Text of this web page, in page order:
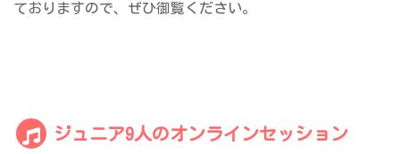
ておりますので、ぜひ御覧ください。
ジュニア9人のオンラインセッション